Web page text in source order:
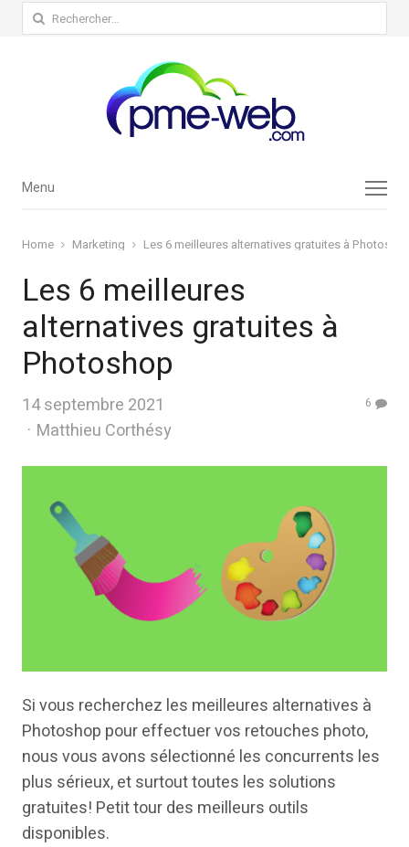
Rechercher :
Menu
Menu
Home Marketing Les 6 meilleures alternatives gratuites à
Les 6 meilleures
alternatives gratuites à
Photoshop
14 septembre 2021
Author
Matthieu Corthésy
6
Si vous recherchez les meilleures alternatives à
Photoshop pour effectuer vos retouches photo,
nous vous avons sélectionné les concurrents les
plus sérieux, et surtout toutes les solutions
gratuites! Petit tour des meilleurs outils
disponibles.